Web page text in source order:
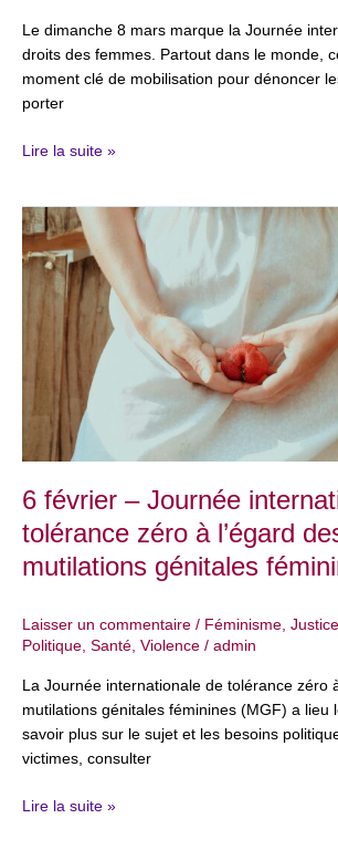
Le dimanche 8 mars marque la Journée
droits des femmes. Partout dans le monde,
moment clé de mobilisation pour dénoncer
porter
Lire la suite »
6 février – Journée
tolérance zéro à l’égard
mutilations génitales
Laisser un commentaire / Féminisme Justice
Politique Santé Violence / admin
La Journée internationale de tolérance zéro
mutilations génitales féminines (MGF) a lieu
savoir plus sur le sujet et les besoins
victimes, consulter
6
février
–
Journée
internationale
l’égard
des
génitales
féminines
Lire la suite »